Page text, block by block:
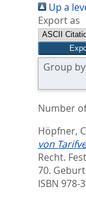
sind
hier:
Up a
Export as
Group
Number
Höpfner,
von
Recht.
70.
ISBN 978-